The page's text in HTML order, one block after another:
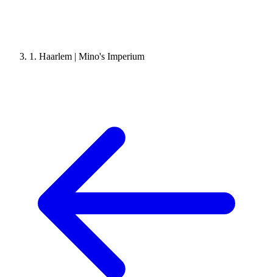
1. Haarlem | Mino's Imperium